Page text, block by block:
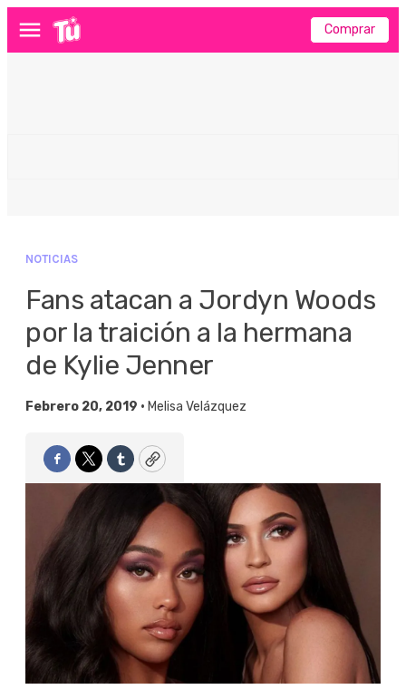
Menú Comprar
NOTICIAS
Fans atacan a Jordyn Woods
por la traición a la hermana
de Kylie Jenner
Febrero 20, 2019 • Melisa Velázquez
Facebook
TwitterTumblrCopy